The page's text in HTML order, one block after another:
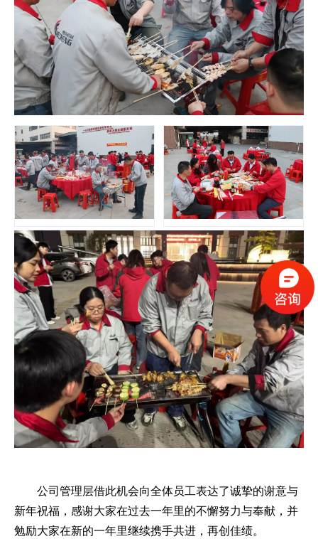
公司管理层借此机会向全体员工表达了诚挚的谢意与
新年祝福，感谢大家在过去一年里的不懈努力与奉献，并
勉励大家在新的一年里继续携手共进，再创佳绩。